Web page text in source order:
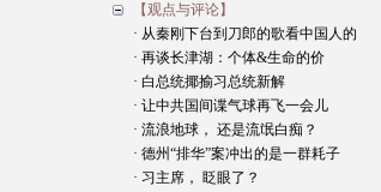
【观点与评论】
· 从秦刚下台到刀郎的歌看中国人的
· 再谈长津湖：个体&生命的价
· 白总统揶揄习总统新解
· 让中共国间谍气球再飞一会儿
· 流浪地球， 还是流氓白痴？
· 德州“排华”案冲出的是一群耗子
· 习主席， 眨眼了？